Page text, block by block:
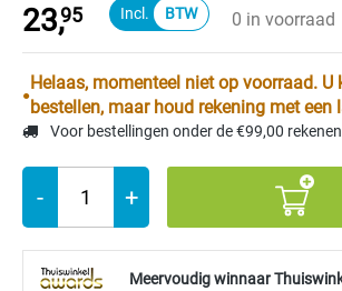
23,95 0 in voorraad
Helaas, momenteel niet op voorraad. U
bestellen, maar houd rekening met een
Voor bestellingen onder de €99,00
- +
Meervoudig winnaar